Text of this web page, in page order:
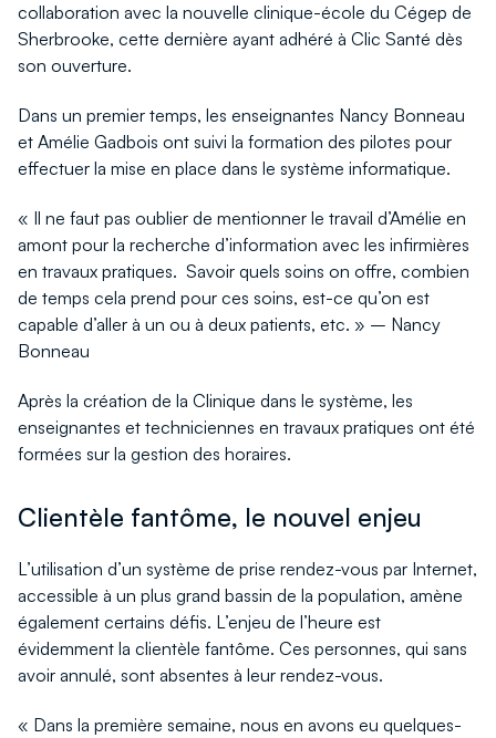
collaboration avec la nouvelle clinique-école du Cégep de
Sherbrooke, cette dernière ayant adhéré à Clic Santé dès
son ouverture.
Dans un premier temps, les enseignantes Nancy Bonneau
et Amélie Gadbois ont suivi la formation des pilotes pour
effectuer la mise en place dans le système informatique.
« Il ne faut pas oublier de mentionner le travail d’Amélie en
amont pour la recherche d’information avec les infirmières
en travaux pratiques. Savoir quels soins on offre, combien
de temps cela prend pour ces soins, est-ce qu’on est
capable d’aller à un ou à deux patients, etc. » – Nancy
Bonneau
Après la création de la Clinique dans le système, les
enseignantes et techniciennes en travaux pratiques ont été
formées sur la gestion des horaires.
Clientèle fantôme, le nouvel enjeu
L’utilisation d’un système de prise rendez-vous par Internet,
accessible à un plus grand bassin de la population, amène
également certains défis. L’enjeu de l’heure est
évidemment la clientèle fantôme. Ces personnes, qui sans
avoir annulé, sont absentes à leur rendez-vous.
« Dans la première semaine, nous en avons eu quelques-